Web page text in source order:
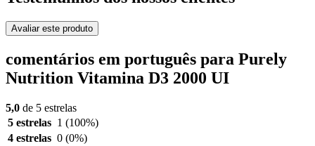
Avaliar este produto
comentários em português para Purely
Nutrition Vitamina D3 2000 UI
5,0 de 5 estrelas
5 estrelas 1 (100%)
4 estrelas 0 (0%)